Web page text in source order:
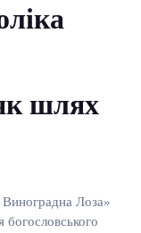
шлях
Виноградна Лоза»
богословського